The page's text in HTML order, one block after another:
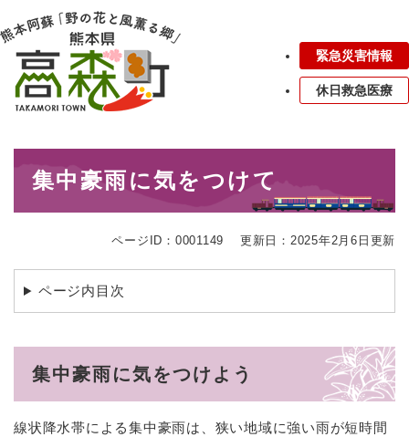
ー
ジ
メニューを飛ばして本文へ
緊急災害情報
休日救急医療
集中豪雨に気をつけて
ページID：0001149 更新日：2025年2月6日更新
ページ内目次
集中豪雨に気をつけよう
線状降水帯による集中豪雨は、狭い地域に強い雨が短時間